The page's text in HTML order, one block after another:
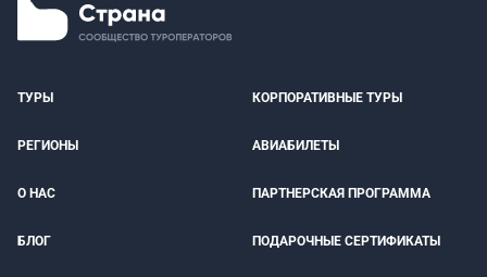
ТУРЫ КОРПОРАТИВНЫЕ ТУРЫ
РЕГИОНЫ АВИАБИЛЕТЫ
О НАС ПАРТНЕРСКАЯ ПРОГРАММА
БЛОГ ПОДАРОЧНЫЕ СЕРТИФИКАТЫ